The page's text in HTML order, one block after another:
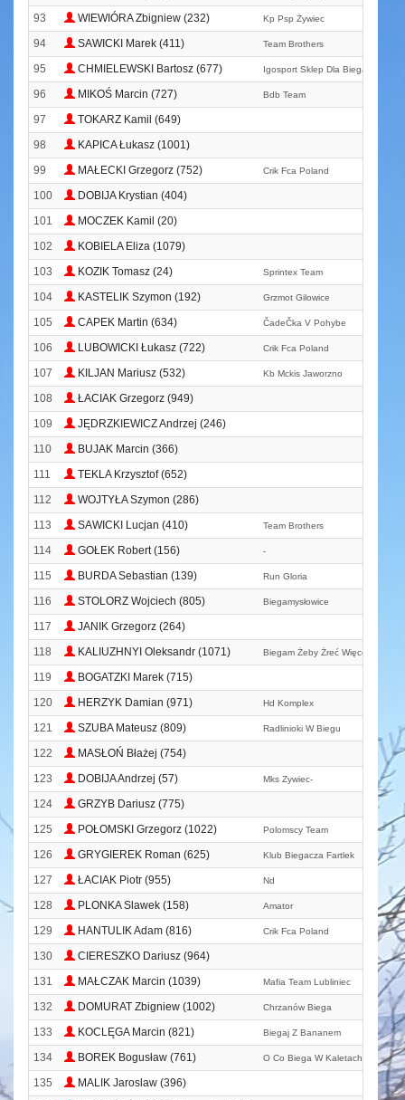
93 WIEWIÓRA Zbigniew (232) Kp Psp Żywiec
94 SAWICKI Marek (411) Team Brothers
95 CHMIELEWSKI Bartosz (677) Igosport Sklep Dla Biegacza
96 MIKOŚ Marcin (727) Bdb Team
97
TOKARZ Kamil (649)
98
KAPICA Łukasz (1001)
99
MAŁECKI Grzegorz (752) Crik Fca Poland
100
DOBIJA Krystian (404)
101
MOCZEK Kamil (20)
102
KOBIELA Eliza (1079)
103
KOZIK Tomasz (24) Sprintex Team
104 KASTELIK Szymon (192) Grzmot Gilowice
105 CAPEK Martin (634) ČadeČka V Pohybe
106 LUBOWICKI Łukasz (722) Crik Fca Poland
107 KILJAN Mariusz (532) Kb Mckis Jaworzno
108
ŁACIAK Grzegorz (949)
109
JĘDRZKIEWICZ Andrzej (246)
110
BUJAK Marcin (366)
111
TEKLA Krzysztof (652)
112
WOJTYŁA Szymon (286)
113
SAWICKI Lucjan (410) Team Brothers
114 GOŁEK Robert (156) -
115 BURDA Sebastian (139) Run Gloria
116 STOLORZ Wojciech (805) Biegamysłowice
117
JANIK Grzegorz (264)
118
KALIUZHNYI Oleksandr (1071) Biegam Żeby Żreć Więcej
119
BOGATZKI Marek (715)
120
HERZYK Damian (971) Hd Komplex
121 SZUBA Mateusz (809) Radlinioki W Biegu
122
MASŁOŃ Błażej (754)
123
DOBIJA Andrzej (57) Mks Zywiec-
124
GRZYB Dariusz (775)
125
POŁOMSKI Grzegorz (1022) Polomscy Team
126 GRYGIEREK Roman (625) Klub Biegacza Fartlek
127 ŁACIAK Piotr (955) Nd
128 PLONKA Slawek (158) Amator
129 HANTULIK Adam (816) Crik Fca Poland
130
CIERESZKO Dariusz (964)
131
MAŁCZAK Marcin (1039) Mafia Team Lubliniec
132 DOMURAT Zbigniew (1002) Chrzanów Biega
133 KOCLĘGA Marcin (821) Biegaj Z Bananem
134 BOREK Bogusław (761) O Co Biega W Kaletach
135
MALIK Jaroslaw (396)